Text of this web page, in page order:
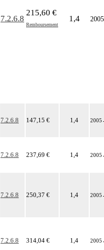
7.2.6.8
215,60 €
Remboursement
1,4 2005
7.2.6.8 147,15 € 1,4 2005
7.2.6.8 237,69 € 1,4 2005
7.2.6.8 250,37 € 1,4 2005
7.2.6.8 314,04 € 1,4 2005